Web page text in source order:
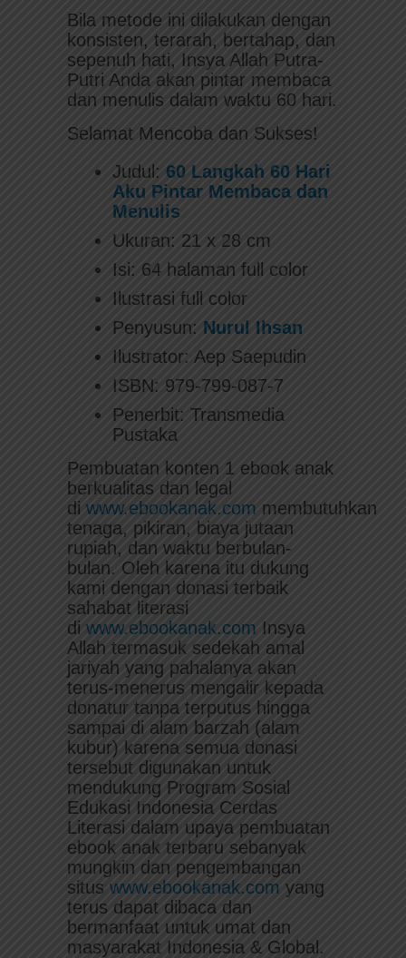
Bila metode ini dilakukan dengan
konsisten, terarah, bertahap, dan
sepenuh hati, Insya Allah Putra-
Putri Anda akan pintar membaca
dan menulis dalam waktu 60 hari.
Selamat Mencoba dan Sukses!
Judul: 60 Langkah 60 Hari
Aku Pintar Membaca dan
Menulis
Ukuran: 21 x 28 cm
Isi: 64 halaman full color
Ilustrasi full color
Penyusun: Nurul Ihsan
Ilustrator: Aep Saepudin
ISBN: 979-799-087-7
Penerbit: Transmedia
Pustaka
Pembuatan konten 1 ebook anak
berkualitas dan legal
di www.ebookanak.com membutuhkan
tenaga, pikiran, biaya jutaan
rupiah, dan waktu berbulan-
bulan. Oleh karena itu dukung
kami dengan donasi terbaik
sahabat literasi
di www.ebookanak.com Insya
Allah termasuk sedekah amal
jariyah yang pahalanya akan
terus-menerus mengalir kepada
donatur tanpa terputus hingga
sampai di alam barzah (alam
kubur) karena semua donasi
tersebut digunakan untuk
mendukung Program Sosial
Edukasi Indonesia Cerdas
Literasi dalam upaya pembuatan
ebook anak terbaru sebanyak
mungkin dan pengembangan
situs www.ebookanak.com yang
terus dapat dibaca dan
bermanfaat untuk umat dan
masyarakat Indonesia & Global.